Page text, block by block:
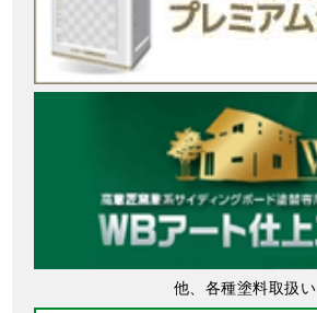
他、各種塗料取扱い